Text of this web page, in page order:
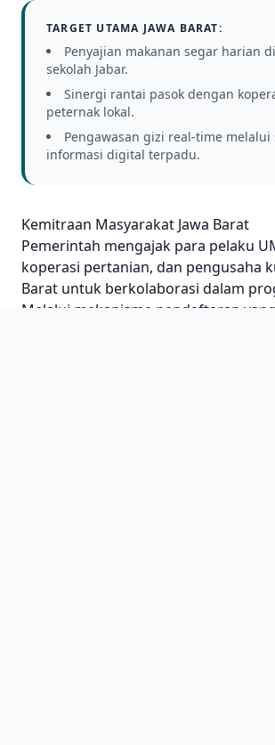
TARGET UTAMA JAWA BARAT:
Penyajian makanan segar harian
sekolah Jabar.
Sinergi rantai pasok dengan
peternak lokal.
Pengawasan gizi real-time melalui
informasi digital terpadu.
Kemitraan Masyarakat Jawa Barat
Pemerintah mengajak para pelaku
koperasi pertanian, dan pengusaha
Barat untuk berkolaborasi dalam
Melalui mekanisme pendaftaran